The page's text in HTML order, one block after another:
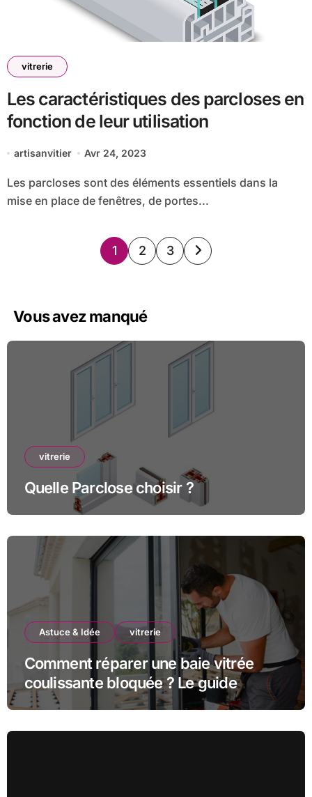
vitrerie
Les caractéristiques des parcloses en
fonction de leur utilisation
artisanvitier Avr 24, 2023
Les parcloses sont des éléments essentiels dans la
mise en place de fenêtres, de portes...
Pagination
1 2 3
Vous avez manqué
vitrerie
Quelle Parclose choisir ?
Astuce & Idée vitrerie
Comment réparer une baie vitrée
coulissante bloquée ? Le guide
complet